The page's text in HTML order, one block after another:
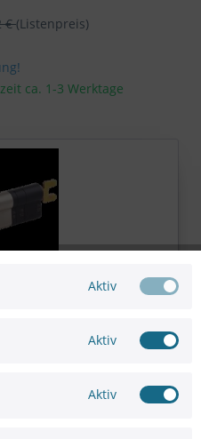
€(Listenpreis)
ca. 1-3 Werktage
CylinderAktiv
Aktiv
Aktiv